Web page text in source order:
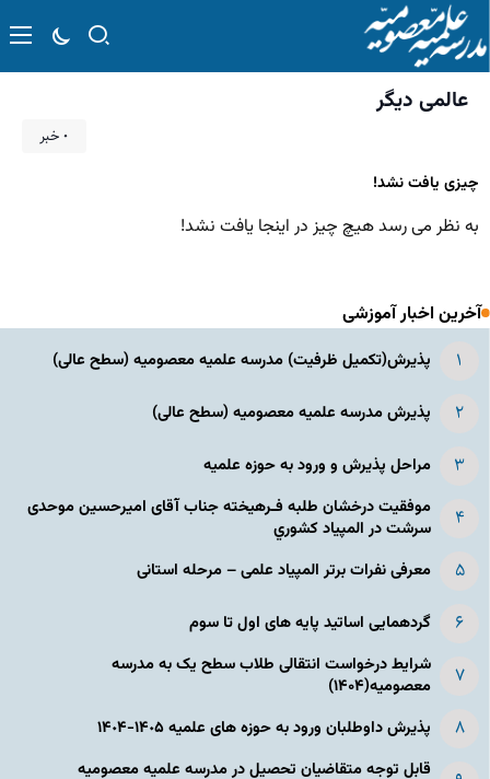
عالمی دیگر
۰ خبر
چیزی یافت نشد!
به نظر می رسد هیچ چیز در اینجا یافت نشد!
آخرین اخبار آموزشی
پذیرش(تکمیل ظرفیت) مدرسه علمیه معصومیه‌ (سطح عالی)
پذیرش مدرسه علمیه معصومیه‌ (سطح عالی)
مراحل پذیرش و ورود به حوزه علمیه
موفقیت درخشان طلبه فـرهیخته جناب آقای امیرحسین موحدی
سرشت در المپياد كشوري
معرفی نفرات برتر المپیاد علمی – مرحله استانی
گردهمایی اساتید پایه های اول تا سوم
شرایط درخواست انتقالی طلاب سطح یک به مدرسه
معصومیه(۱۴۰۴)
پذیرش داوطلبان ورود به حوزه های علمیه ١۴٠۵-١۴٠۴
قابل توجه متقاضیان تحصیل در مدرسه علمیه معصومیه